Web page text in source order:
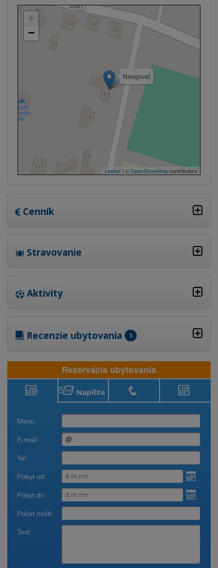
Navigovať
+
−
Leaflet | ©OpenStreetMapcontributors
Cenník
Stravovanie
Aktivity
Recenzie ubytovania 3
Rezervácia ubytovania
ubytovania
Napíšte
Zavolajte Obsadenosť